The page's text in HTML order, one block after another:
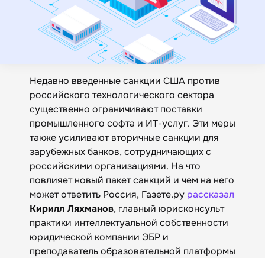
Недавно введенные санкции США против
российского технологического сектора
существенно ограничивают поставки
промышленного софта и ИТ-услуг. Эти меры
также усиливают вторичные санкции для
зарубежных банков, сотрудничающих с
российскими организациями. На что
повлияет новый пакет санкций и чем на него
может ответить Россия, Газете.ру рассказал
Кирилл Ляхманов, главный юрисконсульт
практики интеллектуальной собственности
юридической компании ЭБР и
преподаватель образовательной платформы